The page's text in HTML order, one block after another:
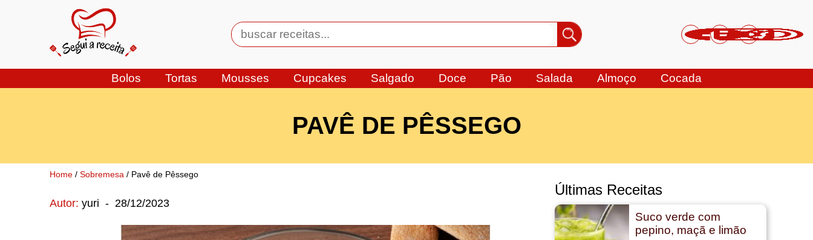
Bolos Tortas Mousses Cupcakes Salgado Doce Pão Salada Almoço Cocada
PAVÊ DE PÊSSEGO
Home / Sobremesa / Pavê de Pêssego
Autor: yuri - 28/12/2023
Últimas Receitas
Suco verde com
pepino, maçã e limão